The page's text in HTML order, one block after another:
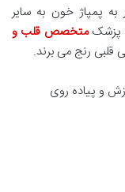
پمپاژ خون به سایر
پزشکمتخصص قلب و
قلبی رنج می برند.
و پیاده روی